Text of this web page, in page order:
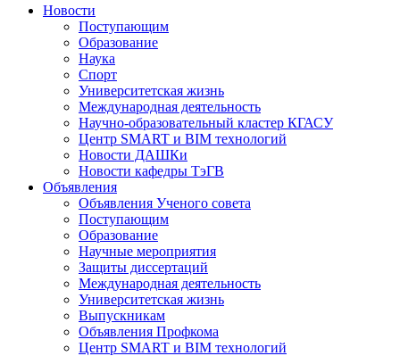
Новости
Поступающим
Образование
Наука
Спорт
Университетская жизнь
Международная деятельность
Научно-образовательный кластер КГАСУ
Центр SMART и BIM технологий
Новости ДАШКи
Новости кафедры ТэГВ
Объявления
Объявления Ученого совета
Поступающим
Образование
Научные мероприятия
Защиты диссертаций
Международная деятельность
Университетская жизнь
Выпускникам
Объявления Профкома
Центр SMART и BIM технологий